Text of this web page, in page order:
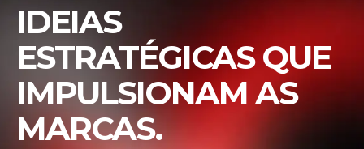
IDEIAS
ESTRATÉGICAS QUE
IMPULSIONAM AS
MARCAS.